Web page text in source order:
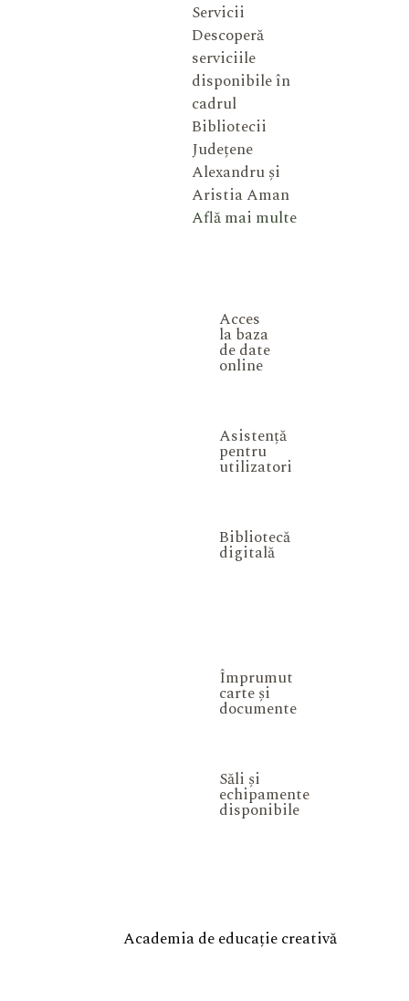
Servicii
Descoperă
serviciile
disponibile în
cadrul
Bibliotecii
Județene
Alexandru și
Aristia Aman
Află mai multe
Acces
la baza
de date
online
Asistență
pentru
utilizatori
Bibliotecă
digitală
Împrumut
carte și
documente
Săli și
echipamente
disponibile
Academia de educație creativă